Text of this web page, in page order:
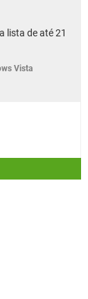
lista de até 21
Vista